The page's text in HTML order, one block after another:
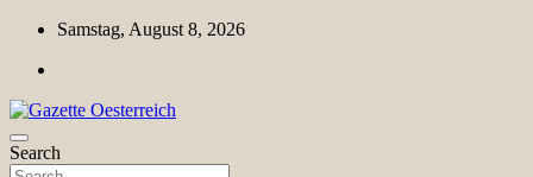
Skip
content
Samstag, August 8, 2026
Gazette Oesterreich
Magazin für Freizeit, Politik, Kultur & Wissenschaft
Search